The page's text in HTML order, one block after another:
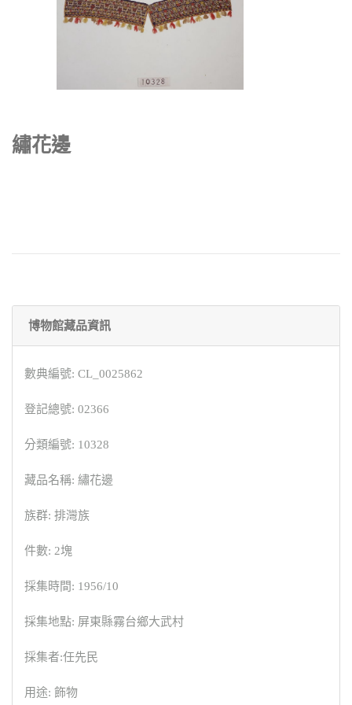
繡花邊
博物館藏品資訊
數典編號: CL_0025862
登記總號: 02366
分類編號: 10328
藏品名稱: 繡花邊
族群: 排灣族
件數: 2塊
採集時間: 1956/10
採集地點: 屏東縣霧台鄉大武村
採集者:任先民
用途: 飾物